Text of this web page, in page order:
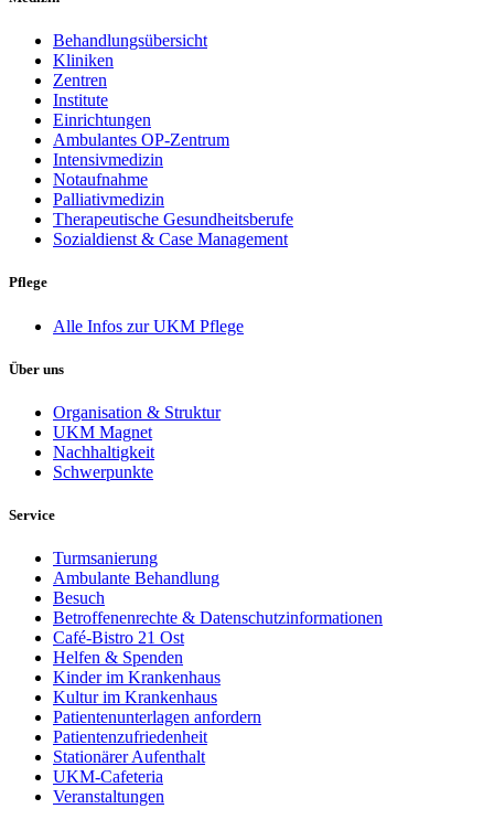
Behandlungsübersicht
Kliniken
Zentren
Institute
Einrichtungen
Ambulantes OP-Zentrum
Intensivmedizin
Notaufnahme
Palliativmedizin
Therapeutische Gesundheitsberufe
Sozialdienst & Case Management
Pflege
Alle Infos zur UKM Pflege
Über uns
Organisation & Struktur
UKM Magnet
Nachhaltigkeit
Schwerpunkte
Service
Turmsanierung
Ambulante Behandlung
Besuch
Betroffenenrechte & Datenschutzinformationen
Café-Bistro 21 Ost
Helfen & Spenden
Kinder im Krankenhaus
Kultur im Krankenhaus
Patientenunterlagen anfordern
Patientenzufriedenheit
Stationärer Aufenthalt
UKM-Cafeteria
Veranstaltungen